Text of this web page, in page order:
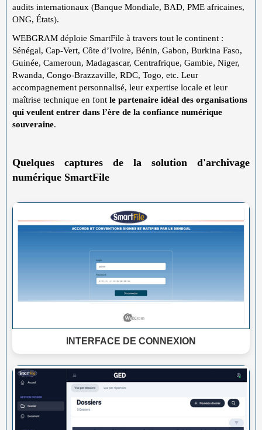
audits internationaux (Banque Mondiale, BAD, PME africaines,
ONG, États).
WEBGRAM déploie SmartFile à travers tout le continent :
Sénégal, Cap-Vert, Côte d’Ivoire, Bénin, Gabon, Burkina Faso,
Guinée, Cameroun, Madagascar, Centrafrique, Gambie, Niger,
Rwanda, Congo-Brazzaville, RDC, Togo, etc. Leur
accompagnement personnalisé, leur expertise locale et leur
maîtrise technique en font le partenaire idéal des organisations
qui veulent entrer dans l’ère de la confiance numérique
souveraine.
Quelques captures de la solution d'archivage
numérique SmartFile
INTERFACE DE CONNEXION